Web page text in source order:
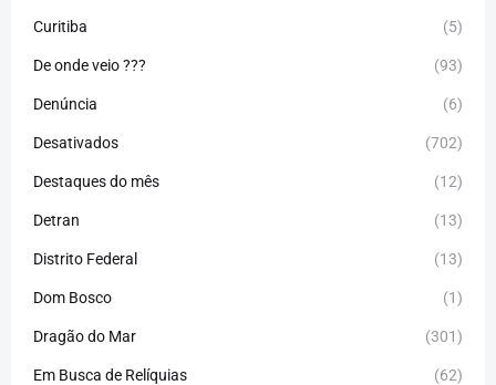
Curitiba (5)
De onde veio ??? (93)
Denúncia (6)
Desativados (702)
Destaques do mês (12)
Detran (13)
Distrito Federal (13)
Dom Bosco (1)
Dragão do Mar (301)
Em Busca de Relíquias (62)